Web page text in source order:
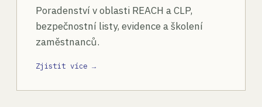
Poradenství v oblasti REACH a CLP,
bezpečnostní listy, evidence a školení
zaměstnanců.
Zjistit více →